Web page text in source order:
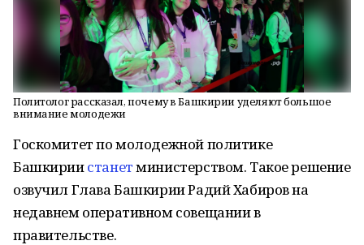
Политолог рассказал, почему в Башкирии уделяют большое
внимание молодежи
Госкомитет по молодежной политике
Башкириистанетминистерством. Такое решение
озвучил Глава Башкирии Радий Хабиров на
недавнем оперативном совещании в
правительстве.